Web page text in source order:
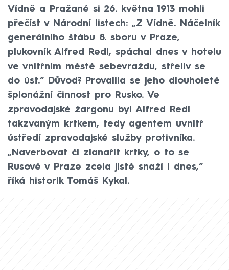
Vídně a Pražané si 26. května 1913 mohli
přečíst v Národní listech: „Z Vídně. Náčelník
generálního štábu 8. sboru v Praze,
plukovník Alfred Redl, spáchal dnes v hotelu
ve vnitřním městě sebevraždu, střeliv se
do úst.“ Důvod? Provalila se jeho dlouholeté
špionážní činnost pro Rusko. Ve
zpravodajské žargonu byl Alfred Redl
takzvaným krtkem, tedy agentem uvnitř
ústředí zpravodajské služby protivníka.
„Naverbovat či zlanařit krtky, o to se
Rusové v Praze zcela jistě snaží i dnes,“
říká historik Tomáš Kykal.